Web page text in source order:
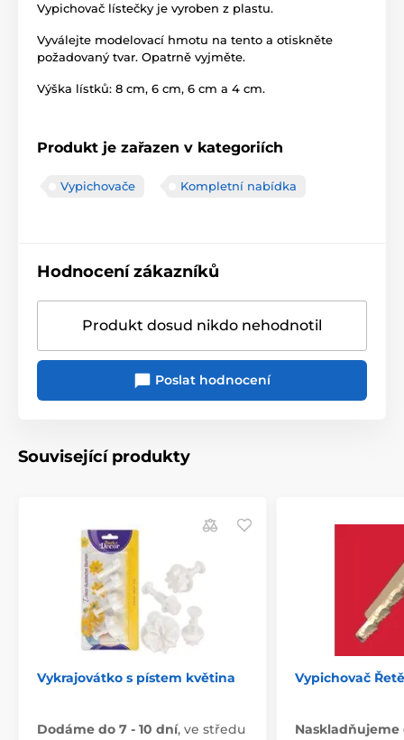
Vypichovač lístečky je vyroben z plastu.
Vyválejte modelovací hmotu na tento a otiskněte
požadovaný tvar. Opatrně vyjměte.
Výška lístků: 8 cm, 6 cm, 6 cm a 4 cm.
Produkt je zařazen v kategoriích
Vypichovače Kompletní nabídka
Hodnocení zákazníků
Produkt dosud nikdo nehodnotil
Poslat hodnocení
Související produkty
Vykrajovátko s pístem květina
Dodáme do 7 - 10 dní, ve středu
Vypichovač
Naskladňujeme